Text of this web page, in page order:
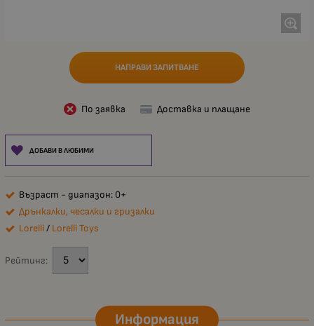
НАПРАВИ ЗАПИТВАНЕ
По заявка Доставка и плащане
ДОБАВИ В ЛЮБИМИ
Възраст - диапазон: 0+
Дрънкалки, чесалки и гризалки
Lorelli/ Lorelli Toys
Рейтинг:
Информация